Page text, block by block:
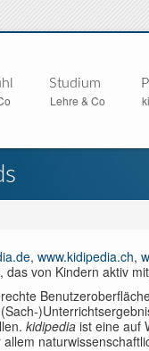
Studium
Lehre & Co
, www.kidipedia.ch,
von Kindern aktiv
kidipedia ist eine auf